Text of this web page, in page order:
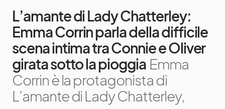
L’amante di Lady Chatterley:
Emma Corrin parla della difficile
scena intima tra Connie e Oliver
girata sotto la pioggia Emma
Corrin è la protagonista di
L’amante di Lady Chatterley,